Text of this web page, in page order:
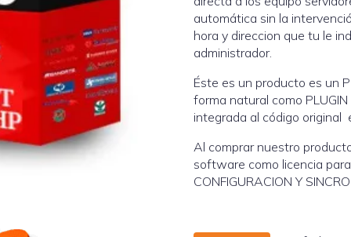
automática sin la
hora y direccion que tu le
administrador.
Éste es un producto es un
forma natural como
integrada al código
Al comprar nuestro
software como licencia
CONFIGURACION Y